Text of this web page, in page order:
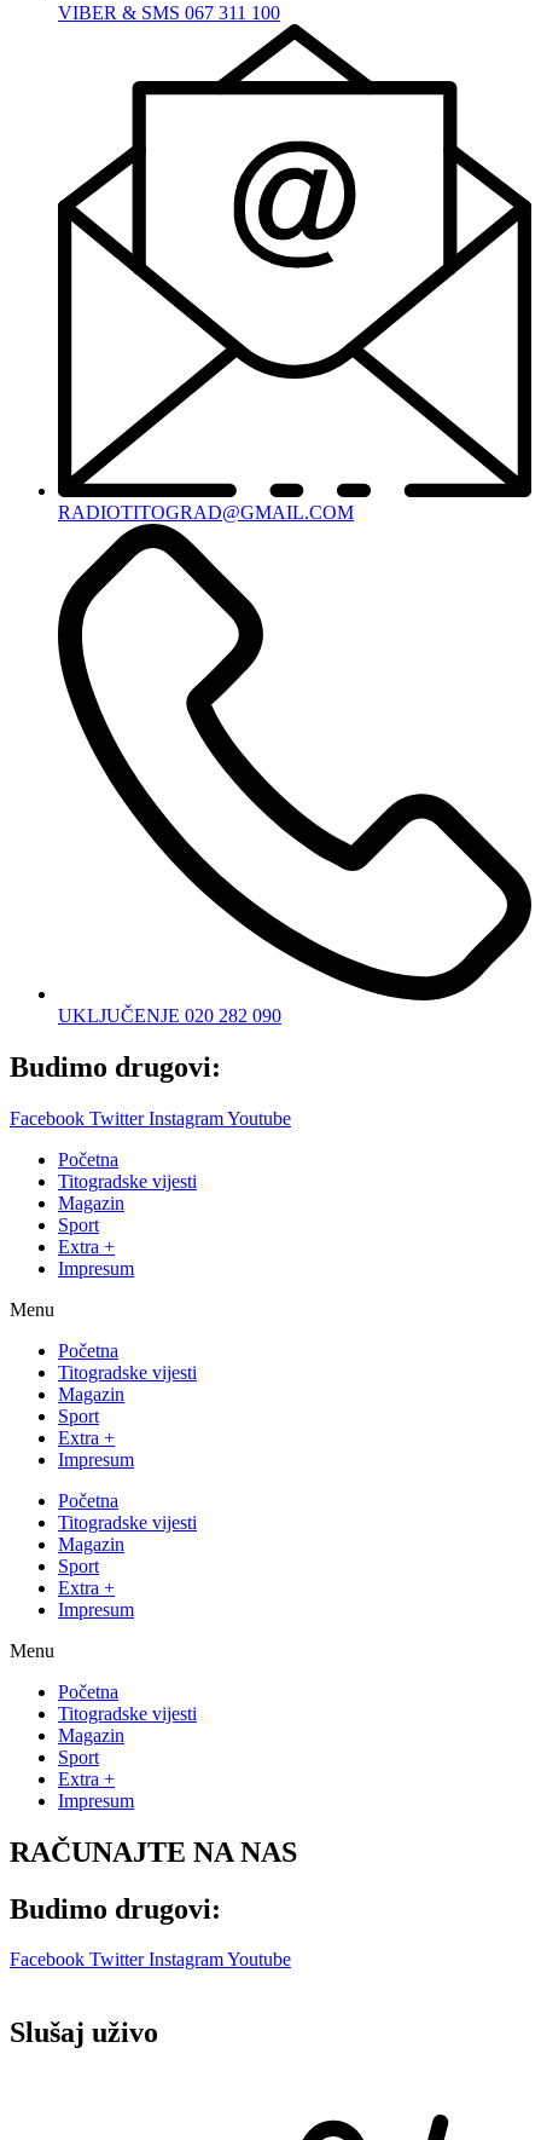
VIBER & SMS 067 311 100
RADIOTITOGRAD@GMAIL.COM
UKLJUČENJE 020 282 090
Budimo drugovi:
Facebook Twitter InstagramYoutube
Početna
Titogradske vijesti
Magazin
Sport
Extra +
Impresum
Menu
Početna
Titogradske vijesti
Magazin
Sport
Extra +
Impresum
Početna
Titogradske vijesti
Magazin
Sport
Extra +
Impresum
Menu
Početna
Titogradske vijesti
Magazin
Sport
Extra +
Impresum
RAČUNAJTE NA NAS
Budimo drugovi:
Facebook Twitter InstagramYoutube
Slušaj uživo